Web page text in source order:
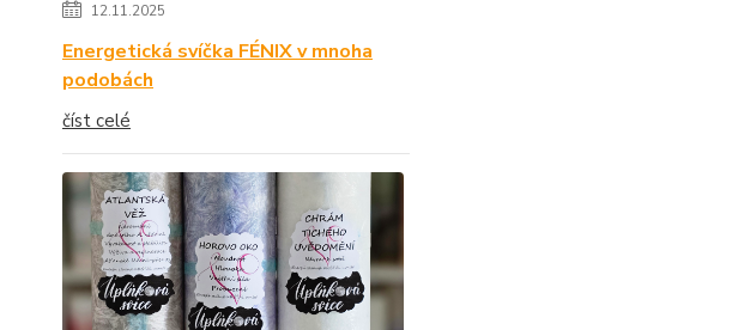
12.11.2025
Energetická svíčka FÉNIX v mnoha
podobách
číst celé